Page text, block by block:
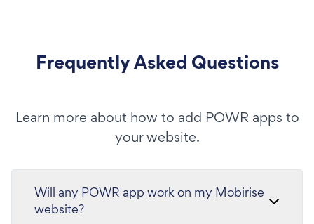
Frequently Asked Questions
Learn more about how to add POWR apps to
your website.
Will any POWR app work on my Mobirise
website?